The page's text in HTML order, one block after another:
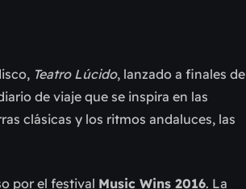
Teatro Lúcido, lanzado a finales de
de viaje que se inspira en las
clásicas y los ritmos andaluces, las
por el festival Music Wins 2016. La